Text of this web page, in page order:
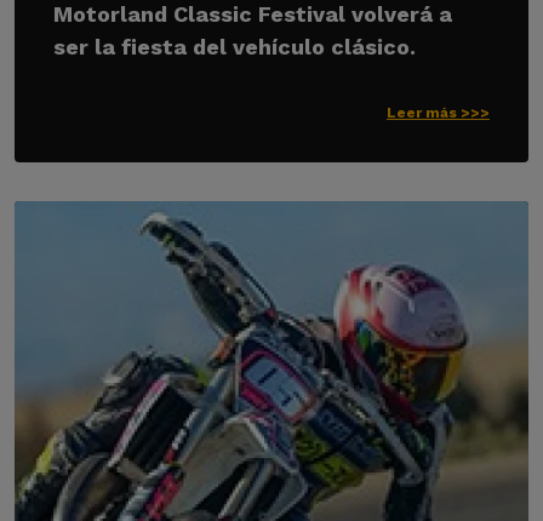
Motorland Classic Festival volverá a
ser la fiesta del vehículo clásico.
Leer más >>>